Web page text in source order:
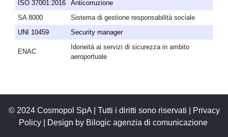
ISO 37001:2016
Anticorruzione
SA 8000
Sistema di gestione responsabilità sociale
UNI 10459
Security manager
ENAC
Idoneità ai servizi di sicurezza in ambito
aeroportuale
© 2024 Cosmopol SpA | Tutti i diritti sono riservati |
Privacy
Policy| Design by Bilogic agenzia di comunicazione